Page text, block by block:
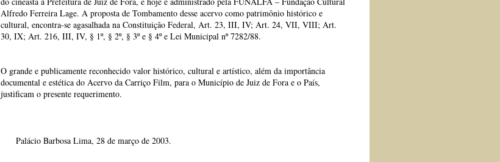
Alfredo Ferreira Lage. A proposta de Tombamento desse acervo como patrimônio histórico e
cultural, encontra-se agasalhada na Constituição Federal, Art. 23, III, IV; Art. 24, VII, VIII; Art.
30, IX; Art. 216, III, IV, § 1º, § 2º, § 3º e § 4º e Lei Municipal nº 7282/88.
O grande e publicamente reconhecido valor histórico, cultural e artístico, além da importância
documental e estética do Acervo da Carriço Film, para o Município de Juiz de Fora e o País,
justificam o presente requerimento.
Palácio Barbosa Lima, 28 de março de 2003.